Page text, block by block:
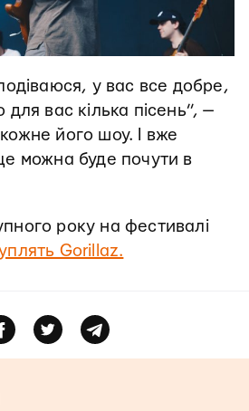
у вас все добре,
для вас кілька пісень”, —
його шоу. І вже
можна буде почути в
року на фестивалі
Gorillaz.